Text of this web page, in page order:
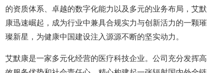
的资质体系、卓越的数字化能力以及多元的业务布局，艾默
康迅速崛起，成为行业中兼具合规实力与创新活力的一颗璀
璨新星，为健康中国建设注入源源不断的坚实动力。
艾默康是一家多元化经营的医疗科技企业。公司充分发挥高